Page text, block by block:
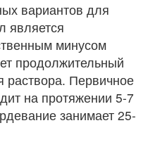
вариантов для
является
минусом
продолжительный
раствора. Первичное
на протяжении 5-7
занимает 25-